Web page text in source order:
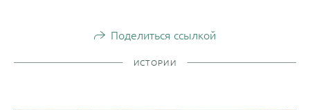
Поделиться ссылкой
ИСТОРИИ